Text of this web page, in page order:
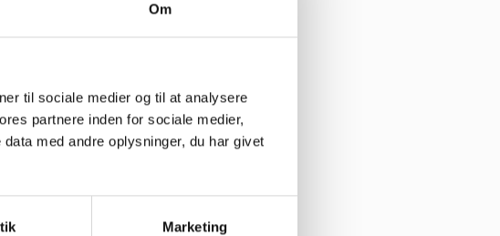
Om
til sociale medier og til at analysere
partnere inden for sociale medier,
med andre oplysninger, du har givet
Marketing